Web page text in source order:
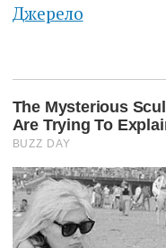
Джерело